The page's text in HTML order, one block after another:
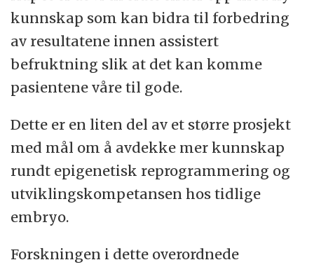
kunnskap som kan bidra til forbedring
av resultatene innen assistert
befruktning slik at det kan komme
pasientene våre til gode.
Dette er en liten del av et større prosjekt
med mål om å avdekke mer kunnskap
rundt epigenetisk reprogrammering og
utviklingskompetansen hos tidlige
embryo.
Forskningen i dette overordnede